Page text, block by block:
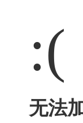
:(
无法